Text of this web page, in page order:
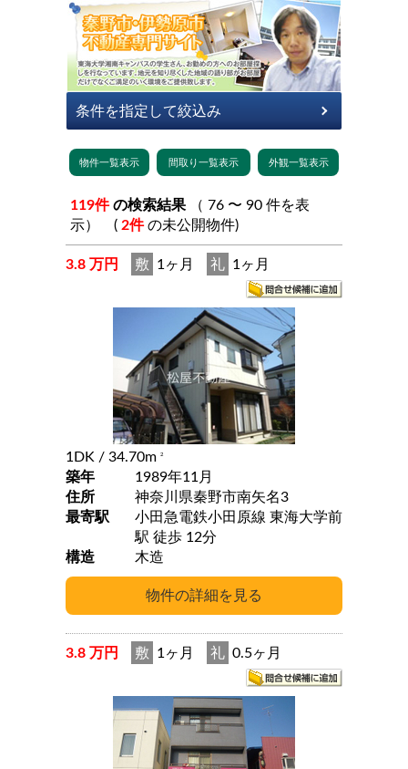
119件 の検索結果
示） ( 2件 の未公開物件)
3.8 万円 敷 1ヶ月 礼 1ヶ月
1DK / 34.70m 2
築年
1989年11月
住所
神奈川県秦野市南矢名3
最寄駅
小田急電鉄小田原線 東海大学前
駅 徒歩 12分
構造
木造
3.8 万円 敷 1ヶ月 礼 0.5ヶ月